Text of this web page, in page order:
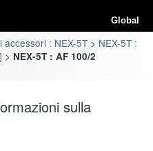
Global
accessori : NEX-5T
NEX-5T :
NEX-5T : AF 100/2
sulla